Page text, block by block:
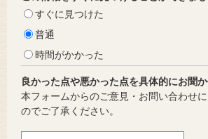
すぐに見つけた
普通
時間がかかった
良かった点や悪かった点を具体的にお聞か
本フォームからのご意見・お問い合わせ
のでご了承ください。